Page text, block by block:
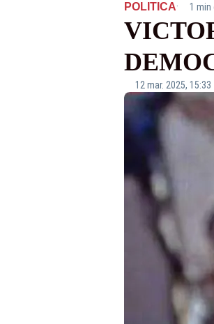
POLITICA· 1 min
12 mar. 2025, 15:33